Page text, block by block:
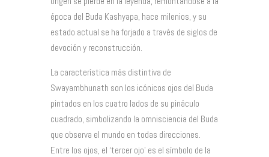
época del Buda Kashyapa, hace milenios, y su
estado actual se ha forjado a través de siglos de
devoción y reconstrucción.
La característica más distintiva de
Swayambhunath son los icónicos ojos del Buda
pintados en los cuatro lados de su pináculo
cuadrado, simbolizando la omnisciencia del Buda
que observa el mundo en todas direcciones.
Entre los ojos, el ‘tercer ojo’ es el símbolo de la